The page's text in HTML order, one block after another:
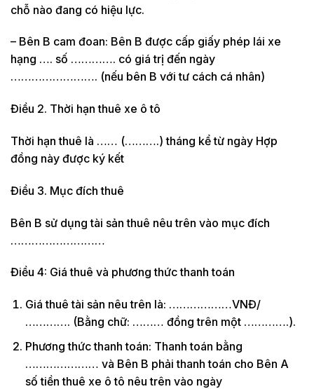
chỗ nào đang có hiệu lực.
– Bên B cam đoan: Bên B được cấp giấy phép lái xe
hạng …. số …………. có giá trị đến ngày
……………………. (nếu bên B với tư cách cá nhân)
Điều 2. Thời hạn thuê xe ô tô
Thời hạn thuê là …… (……….) tháng kể từ ngày Hợp
đồng này được ký kết
Điều 3. Mục đích thuê
Bên B sử dụng tài sản thuê nêu trên vào mục đích
………………………
Điều 4: Giá thuê và phương thức thanh toán
Giá thuê tài sản nêu trên là: ………………VNĐ/
…………. (Bằng chữ: ……… đồng trên một ………….).
Phương thức thanh toán: Thanh toán bằng
………………… và Bên B phải thanh toán cho Bên A
số tiền thuê xe ô tô nêu trên vào ngày